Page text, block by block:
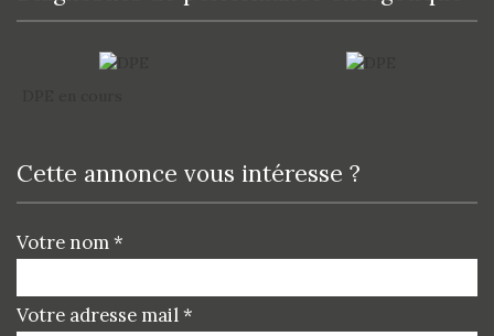
cette annonce vous intéresse ?
Votre nom *
Votre adresse mail *